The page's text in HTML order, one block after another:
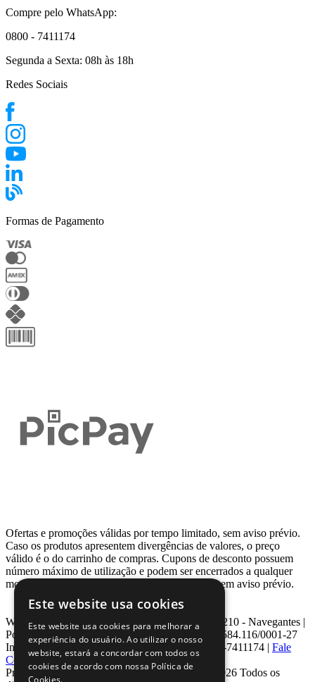
Compre pelo WhatsApp:
0800 - 7411174
Segunda a Sexta: 08h às 18h
Redes Sociais
Formas de Pagamento
Ofertas e promoções válidas por tempo limitado, sem aviso prévio.
Caso os produtos apresentem divergências de valores, o preço
válido é o do carrinho de compras. Cupons de desconto possuem
número máximo de utilização e podem ser encerrados a qualquer
momento, de acordo com sua disponibilidade e sem aviso prévio.
Webcontinental LTDA | Travessa Venezuela, Nº 210 - Navegantes |
Porto Alegre - RS - CEP: 90.240-220 CNPJ: 08.584.116/0001-27
Inscrição Estadual: 0963171399 | Telefone: 0800-7411174 | Fale
Conosco|ouvidoria@webcontinental.com.br
Proibida reprodução total ou parcial | © 2007 - 2026 Todos os
Este website usa cookies
Este website usa cookies para melhorar a
experiência do usuário. Ao utilizar o nosso
website, estará a concordar com todos os
cookies de acordo com nossa Política de
Cookies.